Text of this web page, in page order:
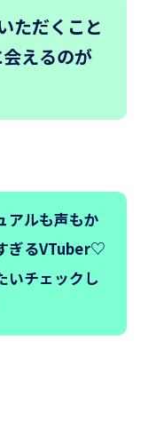
ただくこと
えるのが
アルも声もか
ぎるVTuber♡
いチェックし